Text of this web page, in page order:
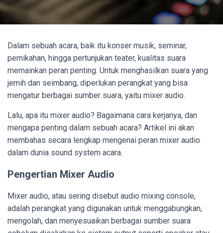
Dalam sebuah acara, baik itu konser musik, seminar,
pernikahan, hingga pertunjukan teater, kualitas suara
memainkan peran penting. Untuk menghasilkan suara yang
jernih dan seimbang, diperlukan perangkat yang bisa
mengatur berbagai sumber suara, yaitu mixer audio.
Lalu, apa itu mixer audio? Bagaimana cara kerjanya, dan
mengapa penting dalam sebuah acara? Artikel ini akan
membahas secara lengkap mengenai peran mixer audio
dalam dunia sound system acara.
Pengertian Mixer Audio
Mixer audio, atau sering disebut audio mixing console,
adalah perangkat yang digunakan untuk menggabungkan,
mengolah, dan menyesuaikan berbagai sumber suara